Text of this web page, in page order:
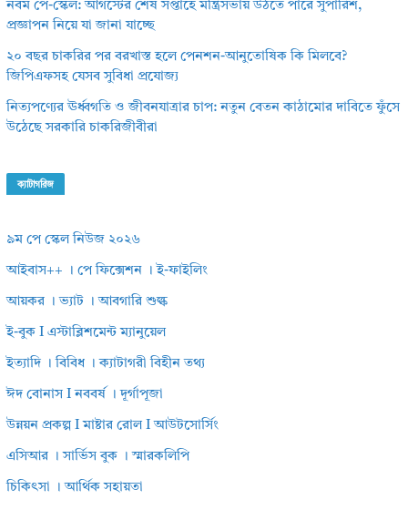
নবম পে-স্কেল: আগস্টের শেষ সপ্তাহে মন্ত্রিসভায় উঠতে পারে সুপারিশ,
প্রজ্ঞাপন নিয়ে যা জানা যাচ্ছে
২০ বছর চাকরির পর বরখাস্ত হলে পেনশন-আনুতোষিক কি মিলবে?
জিপিএফসহ যেসব সুবিধা প্রযোজ্য
নিত্যপণ্যের ঊর্ধ্বগতি ও জীবনযাত্রার চাপ: নতুন বেতন কাঠামোর দাবিতে ফুঁসে
উঠেছে সরকারি চাকরিজীবীরা
ক্যাটাগরিজ
৯ম পে স্কেল নিউজ ২০২৬
আইবাস++ । পে ফিক্সেশন । ই-ফাইলিং
আয়কর । ভ্যাট । আবগারি শুল্ক
ই-বুক I এস্টাব্লিশমেন্ট ম্যানুয়েল
ইত্যাদি । বিবিধ । ক্যাটাগরী বিহীন তথ্য
ঈদ বোনাস I নববর্ষ । দূর্গাপূজা
উন্নয়ন প্রকল্প I মাষ্টার রোল I আউটসোর্সিং
এসিআর । সার্ভিস বুক । স্মারকলিপি
চিকিৎসা । আর্থিক সহায়তা